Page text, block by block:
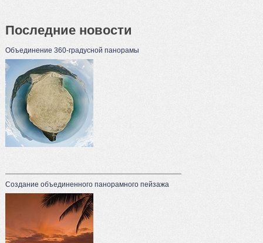
Последние новости
Объединение 360-градусной панорамы
Создание объединенного панорамного пейзажа